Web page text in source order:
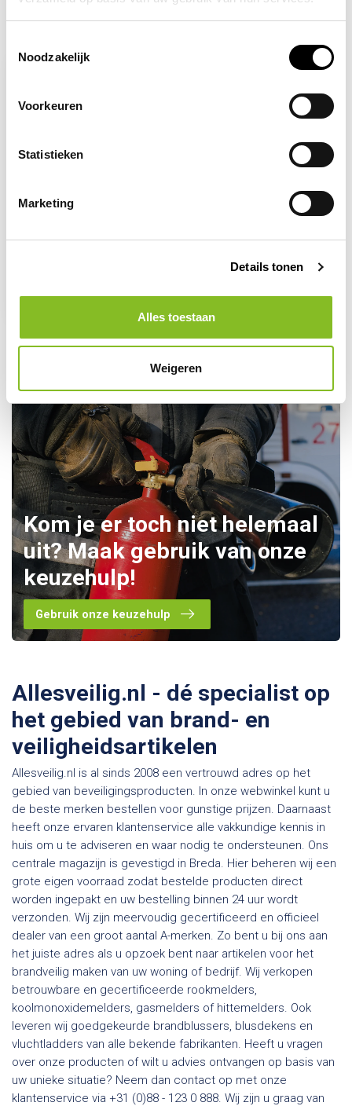
Noodzakelijk
Voorkeuren
Statistieken
Marketing
Details tonen
Alles toestaan
Weigeren
Kom je er toch niet helemaal
uit? Maak gebruik van onze
keuzehulp!
Gebruik onze keuzehulp
Allesveilig.nl - dé specialist op
het gebied van brand- en
veiligheidsartikelen
Allesveilig.nl is al sinds 2008 een vertrouwd adres op het
gebied van beveiligingsproducten. In onze webwinkel kunt u
de beste merken bestellen voor gunstige prijzen. Daarnaast
heeft onze ervaren klantenservice alle vakkundige kennis in
huis om u te adviseren en waar nodig te ondersteunen. Ons
centrale magazijn is gevestigd in Breda. Hier beheren wij een
grote eigen voorraad zodat bestelde producten direct
worden ingepakt en uw bestelling binnen 24 uur wordt
verzonden. Wij zijn meervoudig gecertificeerd en officieel
dealer van een groot aantal A-merken. Zo bent u bij ons aan
het juiste adres als u opzoek bent naar artikelen voor het
brandveilig maken van uw woning of bedrijf. Wij verkopen
betrouwbare en gecertificeerde rookmelders,
koolmonoxidemelders, gasmelders of hittemelders. Ook
leveren wij goedgekeurde brandblussers, blusdekens en
vluchtladders van alle bekende fabrikanten. Heeft u vragen
over onze producten of wilt u advies ontvangen op basis van
uw unieke situatie? Neem dan contact op met onze
klantenservice via +31 (0)88 - 123 0 888. Wij zijn u graag van